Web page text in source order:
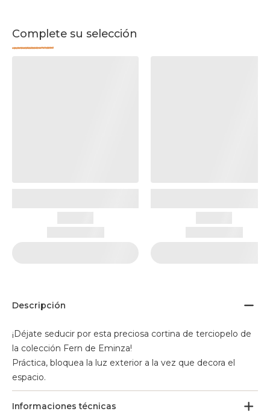
Complete su selección
Descripción
¡Déjate seducir por esta preciosa cortina de terciopelo de
la colección Fern de Eminza!
Práctica, bloquea la luz exterior a la vez que decora el
espacio.
Informaciones técnicas